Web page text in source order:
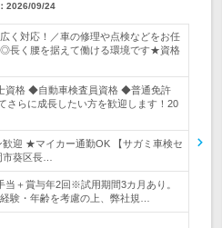
2026/09/24
く対応！／車の修理や点検などをお任
長く腰を据えて働ける環境です★資格
資格 ◆自動車検査員資格 ◆普通免許
さらに成長したい方を歓迎します！20
迎 ★マイカー通勤OK 【サガミ車検セ
葵区長…
当＋賞与年2回※試用期間3カ月あり。
験・年齢を考慮の上、弊社規…